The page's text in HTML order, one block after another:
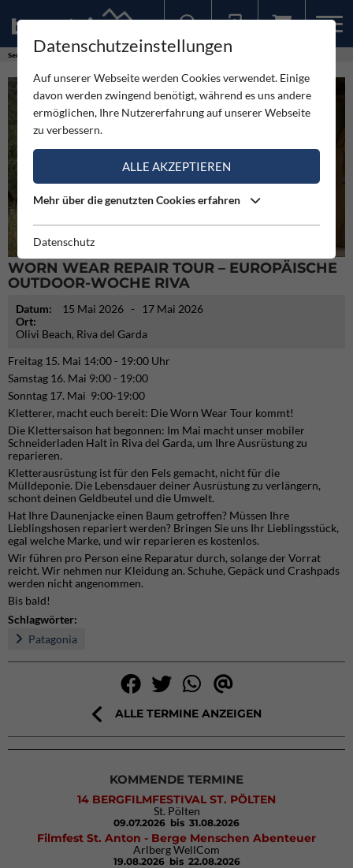
Service Worn Wear Repair Tour – Europäische Outdoor-Woche Riva
WORN WEAR REPAIR TOUR – EUROPÄISCHE
OUTDOOR-WOCHE RIVA
Datum: 15 Mai 2026 - 17 Mai 2026
Ort:
Olivi Beach, Riva del Garda
Freitag 15. Mai 14:00 - 19:00 Uhr
Samstag 16. Mai 9:00 - 19:00
Sonntag 17. Mai 9:00-19:00
Kletterer, macht euch bereit: Die Worn Wear Tour kommt!
Die Klettersaison hat begonnen: Im Mai macht unser mobiler
Schneiderladen Halt in Riva del Garda, um Ihre Ausrüstung zu
reparieren.
Kletterausrüstung ist für den Fels gemacht, nicht für die
Mülldeponie. Die Lebensdauer deiner Ausrüstung zu verlängern,
schont deinen Geldbeutel und die Umwelt.
Hat Ihre Daunenjacke einen Baum getroffen? Müssen Ihre
Lieblingshosen repariert werden? Bringen Sie uns Ihr Lieblingsstück,
egal welche Marke, und wir reparieren es kostenlos.
Wir führen pro Person eine Reparatur durch, solange der Vorrat
reicht. Wir nehmen nur Kleidung an. Schuhe, Gepäck und Crashpads
werden nicht angenommen.
Bis bald!
Schlagwörter:
Patagonia
ALLE TERMINE ANZEIGEN
KOMMENDE TERMINE
14 BERGFILMFESTIVAL ST. PÖLTEN
St. Pölten
09.07.2026 bis 31.08.2026
Filmfest St. Anton - Berge Menschen Abenteuer
Arlberg WellCom
19.08.2026 bis 22.08.2026
Datenschutzeinstellungen
Auf unserer Webseite werden Cookies verwendet. Einige
davon werden zwingend benötigt, während es uns andere
ermöglichen, Ihre Nutzererfahrung auf unserer Webseite
zu verbessern.
ALLE AKZEPTIEREN
Mehr über die genutzten Cookies erfahren
Datenschutz